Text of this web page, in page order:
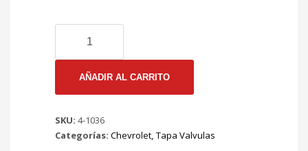
EMP
TAPAVALVULA
CHEVROLET
/
ZAFIRA
AÑADIR AL CARRITO
SKU: 4-1036
Categorías: Chevrolet, Tapa Valvulas